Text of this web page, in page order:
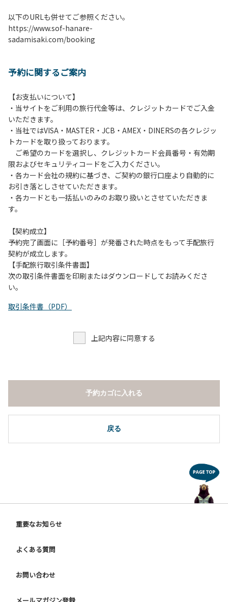
ご予約したお客様以外の宿泊、異なる人数での利用・滞在は
お断りさせていただきます。
4.当施設の許可なく営業行為やご宿泊以外の目的でのご利用
6.敷地内の地面での直火によるBBQ等はご遠慮願います。
たします。
8.施設内外で騒ぎたてることは固く禁止させていただきま
す。
以下のURLも併せてご参照ください。
https://www.sof-hanare-
sadamisaki.com/booking
予約に関するご案内
【お支払いについて】
・当サイトをご利用の旅行代金等は、クレジットカードでご入金
いただきます。
・当社ではVISA・MASTER・JCB・AMEX・DINERSの各クレジッ
トカードを取り扱っております。
ご希望のカードを選択し、クレジットカード会員番号・有効期
限およびセキュリティコードをご入力ください。
・各カード会社の規約に基づき、ご契約の銀行口座より自動的に
お引き落としさせていただきます。
・各カードとも一括払いのみのお取り扱いとさせていただきま
す。
【契約成立】
予約完了画面に［予約番号］が発番された時点をもって手配旅行
契約が成立します。
【手配旅行取引条件書面】
次の取引条件書面を印刷またはダウンロードしてお読みくださ
い。
取引条件書（PDF）
上記内容に同意する
戻る
予約カゴに入れる
重要なお知らせ
よくある質問
お問い合わせ